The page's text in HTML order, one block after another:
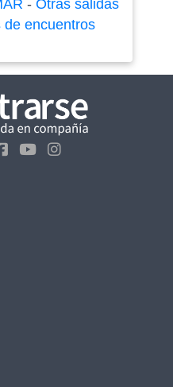
- Otras salidas
de encuentros